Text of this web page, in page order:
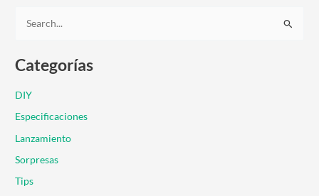
s
a
r
p
o
r
Categorías
DIY
Especificaciones
Lanzamiento
Sorpresas
Tips